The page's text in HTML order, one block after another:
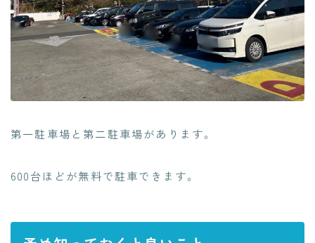
第一駐車場と第二駐車場があります。
600台ほどが無料で駐車できます。